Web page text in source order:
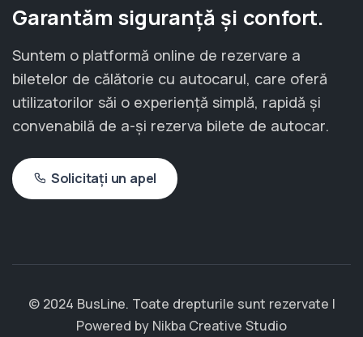
Garantăm siguranță și confort.
Suntem o platformă online de rezervare a
biletelor de călătorie cu autocarul, care oferă
utilizatorilor săi o experiență simplă, rapidă și
convenabilă de a-și rezerva bilete de autocar.
Solicitați un apel
© 2024 BusLine. Toate drepturile sunt rezervate |
Powered by Nikba Creative Studio